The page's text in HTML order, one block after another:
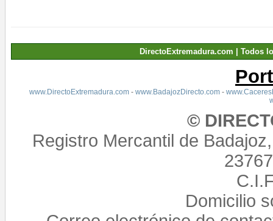
DirectoExtremadura.com | Todos
www.DirectoExtremadura.com- www.BadajozDirecto.com-
©
Registro Mercantil de
Domicilio